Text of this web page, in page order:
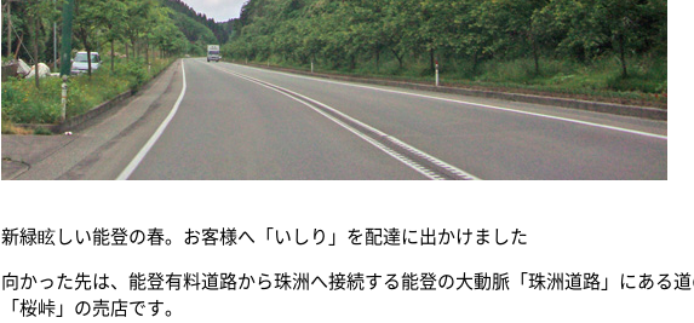
新緑眩しい能登の春。お客様へ「いしり」を配達に出かけました
向かった先は、能登有料道路から珠洲へ接続する能登の大動脈「珠洲道路」にある
「桜峠」の売店です。